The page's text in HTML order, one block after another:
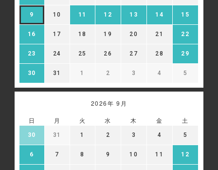
9 10 11 12 13 14 15
16 17 18 19 20 21 22
23 24 25 26 27 28 29
30 31 1 2 3 4 5
2026年 9月
日 月 火 水 木 金 土
30 31 1 2 3 4 5
6 7 8 9 10 11 12